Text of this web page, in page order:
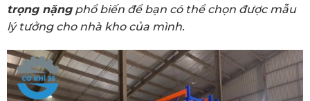
trọng nặngphổ biến để bạn có thể chọn được mẫu
lý tưởng cho nhà kho của mình.